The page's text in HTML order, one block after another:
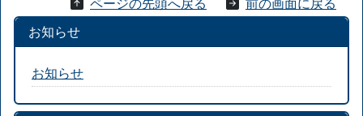
お知らせ
お知らせ